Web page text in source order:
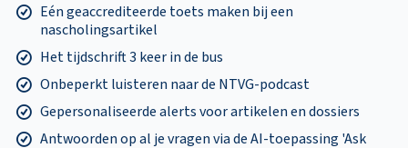
Eén geaccrediteerde toets maken bij een
nascholingsartikel
Het tijdschrift 3 keer in de bus
Onbeperkt luisteren naar de NTVG-podcast
Gepersonaliseerde alerts voor artikelen en dossiers
Antwoorden op al je vragen via de AI-toepassing 'Ask